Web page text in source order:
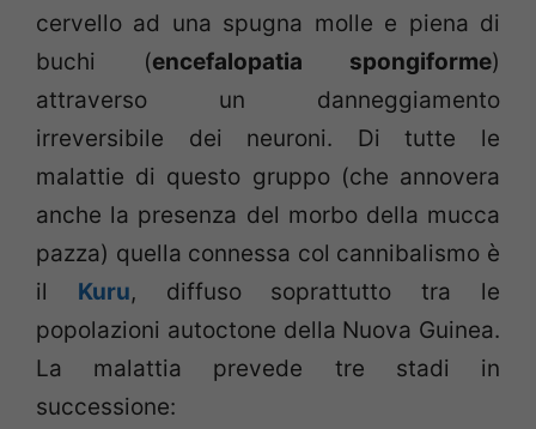
cervello ad una spugna molle e piena di
buchi (encefalopatia spongiforme)
attraverso un danneggiamento
irreversibile dei neuroni. Di tutte le
malattie di questo gruppo (che annovera
anche la presenza del morbo della mucca
pazza) quella connessa col cannibalismo è
il Kuru, diffuso soprattutto tra le
popolazioni autoctone della Nuova Guinea.
La malattia prevede tre stadi in
successione: